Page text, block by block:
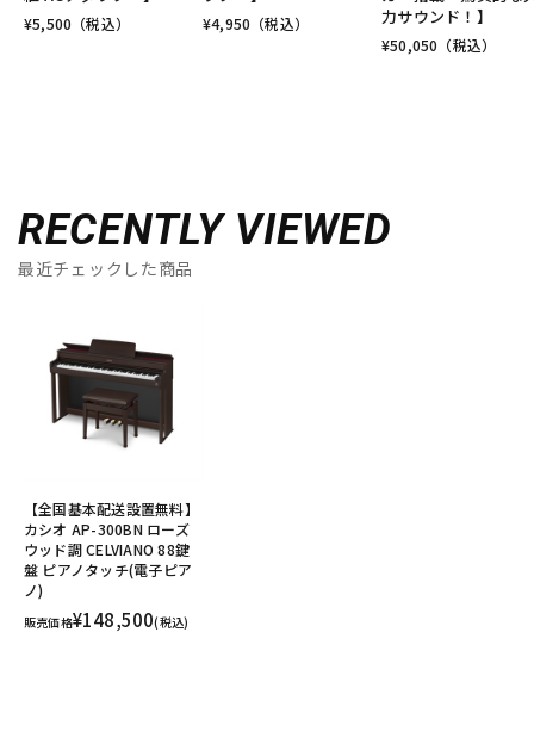
¥5,500 （税込） ¥4,950 （税込）
力サウンド！】
¥50,050 （税込）
RECENTLY VIEWED
最近チェックした商品
【全国基本配送設置無料】
カシオ AP-300BN ローズ
ウッド調 CELVIANO 88鍵
盤 ピアノタッチ(電子ピア
ノ)
販売価格¥148,500(税込)